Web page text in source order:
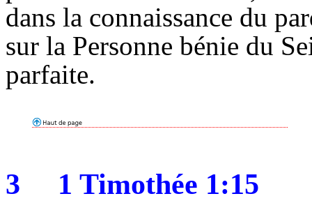
dans la connaissance du
sur la Personne bénie du
parfaite.
3 1 Timothée 1:15